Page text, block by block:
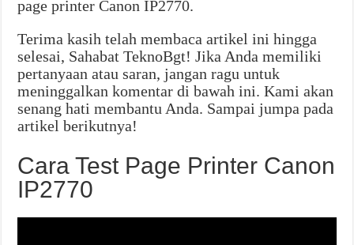
page printer Canon IP2770.
Terima kasih telah membaca artikel ini hingga
selesai, Sahabat TeknoBgt! Jika Anda memiliki
pertanyaan atau saran, jangan ragu untuk
meninggalkan komentar di bawah ini. Kami akan
senang hati membantu Anda. Sampai jumpa pada
artikel berikutnya!
Cara Test Page Printer Canon
IP2770